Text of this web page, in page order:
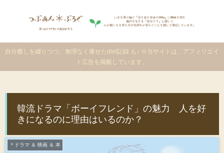
自分癒しを綴りつつ、無理なく痩せたdiet記録 も♪ ※当サイトは、アフィリエイ
ト広告を掲載しています。
韓流ドラマ「ボーイフレンド」の魅力 人を好
きになるのに理由はいるのか？
＊ドラマ ＆ 映画 ＆ 本